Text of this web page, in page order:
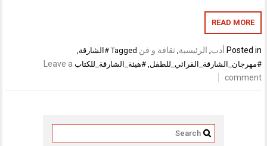
READ MORE
Posted in أدب, الرئيسية,ثقافة و فن Tagged #الشارقة,
#مهرجان_الشارقة_القرائي_للطفل,#هيئة_الشارقة_للكتاب Leave a
comment